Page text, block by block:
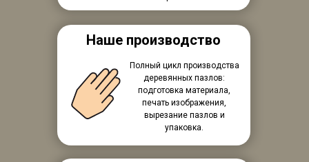
Полный цикл производства
деревянных пазлов:
подготовка материала,
печать изображения,
вырезание пазлов и
упаковка.
Наше производство